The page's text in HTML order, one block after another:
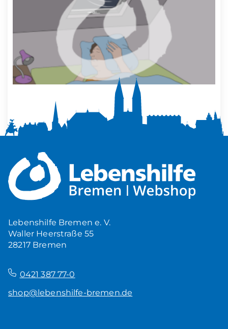
Mehr Ruhe zuhause
5,00€
Lebenshilfe Bremen e. V.
Waller Heerstraße 55
28217 Bremen
0421 387 77-0
shop@lebenshilfe-bremen.de